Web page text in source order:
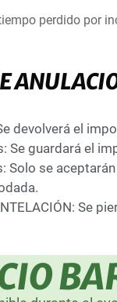
perdido por
devolverá el
Se guardará el
Solo se
Se